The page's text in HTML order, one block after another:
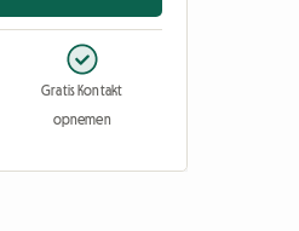
Gratis Kontakt
opnemen